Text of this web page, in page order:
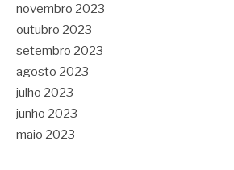
novembro 2023
outubro 2023
setembro 2023
agosto 2023
julho 2023
junho 2023
maio 2023